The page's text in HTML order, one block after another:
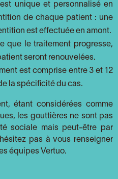
unique et personnalisé en
de chaque patient : une
est effectuée en amont.
que le traitement progresse,
seront renouvelées.
est comprise entre 3 et 12
la spécificité du cas.
étant considérées comme
les gouttières ne sont pas
sociale mais peut-être par
pas à vous renseigner
équipes Vertuo.